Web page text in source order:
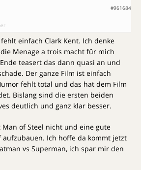
#961684
einfach Clark Kent. Ich denke
Menage a trois macht für mich
teasert das dann quasi an und
Der ganze Film ist einfach
fehlt total und das hat dem Film
Bislang sind die ersten beiden
deutlich und ganz klar besser.
of Steel nicht und eine gute
aufzubauen. Ich hoffe da kommt jetzt
vs Superman, ich spar mir den